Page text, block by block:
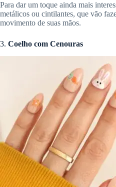
Para dar um toque ainda mais
metálicos ou cintilantes, que vão
movimento de suas mãos.
3. Coelho com Cenouras